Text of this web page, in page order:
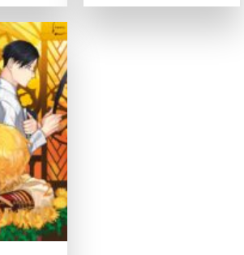
Ajouter
à la
wishlist